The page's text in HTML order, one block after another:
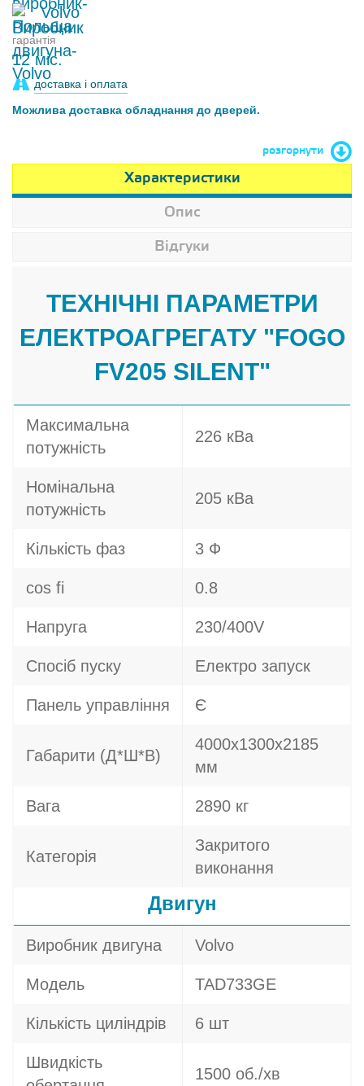
Volvo
гарантія
12 міс.
доставка і оплата
Можлива доставка обладнання до дверей.
розгорнути
Характеристики
Опис
Відгуки
ТЕХНІЧНІ ПАРАМЕТРИ
ЕЛЕКТРОАГРЕГАТУ "FOGO
FV205 SILENT"
Максимальна
потужність
226 кВа
Номінальна
потужність
205 кВа
Кількість фаз 3 Ф
cos fi 0.8
Напруга 230/400V
Спосіб пуску Електро запуск
Панель управління Є
Габарити (Д*Ш*В)
4000х1300х2185
мм
Вага 2890 кг
Категорія
Закритого
виконання
Двигун
Виробник двигуна Volvo
Модель TAD733GE
Кількість циліндрів 6 шт
Швидкість
1500 об./хв